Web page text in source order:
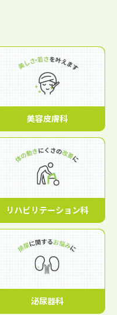
美容皮膚科
リハビリテーション科
泌尿器科